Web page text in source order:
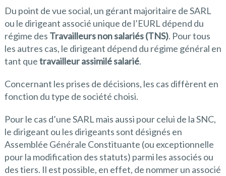
Du point de vue social, un gérant majoritaire de SARL
ou le dirigeant associé unique de l’EURL dépend du
régime des Travailleurs non salariés (TNS). Pour tous
les autres cas, le dirigeant dépend du régime général en
tant quetravailleur assimilé salarié.
Concernant les prises de décisions, les cas diffèrent en
fonction du type de société choisi.
Pour le cas d’une SARL mais aussi pour celui de la SNC,
le dirigeant ou les dirigeants sont désignés en
Assemblée Générale Constituante (ou exceptionnelle
pour la modification des statuts) parmi les associés ou
des tiers. Il est possible, en effet, de nommer un associé